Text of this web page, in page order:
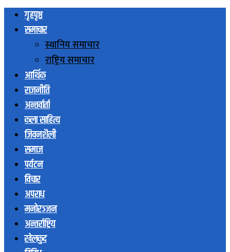
गृहपृष्ठ
समाचार
स्थानिय समाचार
राष्ट्रिय समाचार
आर्थिक
राजनीति
अन्तर्वार्ता
कला साहित्य
जिवनशैली
समाज
पर्यटन
विचार
अपराध
मनोरञ्जन
अन्तर्राष्ट्रिय
खेलकुद